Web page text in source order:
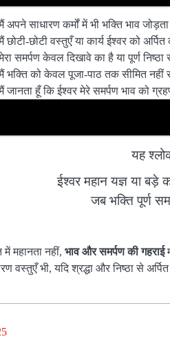
अपने साधारण कर्मों में भी भक्ति भाव
छोटी-छोटी वस्तुएँ या कार्य ईश्वर को
समर्पण केवल दिखावे का है या पूर्ण निष्ठा
भक्ति को केवल पूजा-पाठ तक सीमित नहीं
जानता हूँ कि ईश्वर मेरे समर्पण भाव को
यह
ईश्वर महान यज्ञ या बड़े
जब भक्ति पूर्ण
में महानता नहीं, भाव और समर्पण की गहराई
वस्तुएँ भी, यदि श्रद्धा और निष्ठा से